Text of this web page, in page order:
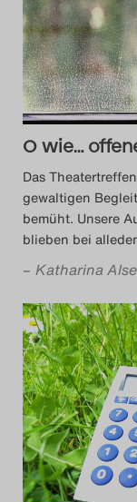
Das
Das
Das
Das
Das
Das
O wie…
Das
gewaltigen
bemüht. Unsere
blieben bei
– Katharina